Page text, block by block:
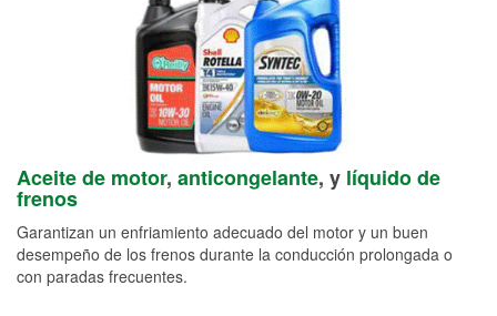
Aceite de motor, anticongelante, y líquido de
frenos
Garantizan un enfriamiento adecuado del motor y un buen
desempeño de los frenos durante la conducción prolongada o
con paradas frecuentes.